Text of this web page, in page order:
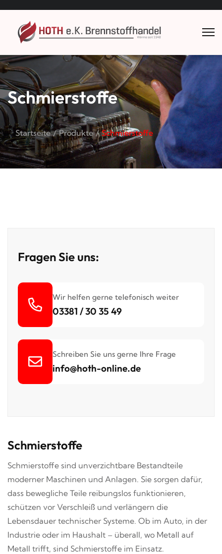
Schmierstoffe
Startseite Produkte Schmierstoffe
Fragen Sie uns:
fas
phone-
alt
Wir helfen gerne telefonisch weiter
03381 / 30 35 49
far
fa-
envelope
Schreiben Sie uns gerne Ihre Frage
info@hoth-online.de
Schmierstoffe
Schmierstoffe sind unverzichtbare Bestandteile
moderner Maschinen und Anlagen. Sie sorgen dafür,
dass bewegliche Teile reibungslos funktionieren,
schützen vor Verschleiß und verlängern die
Lebensdauer technischer Systeme. Ob im Auto, in der
Industrie oder im Haushalt – überall, wo Metall auf
Metall trifft, sind Schmierstoffe im Einsatz.